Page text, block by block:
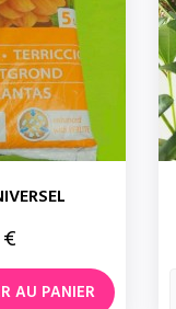
AU PANIER